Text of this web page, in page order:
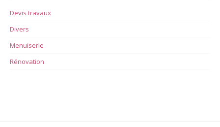
Devis travaux
Divers
Menuiserie
Rénovation